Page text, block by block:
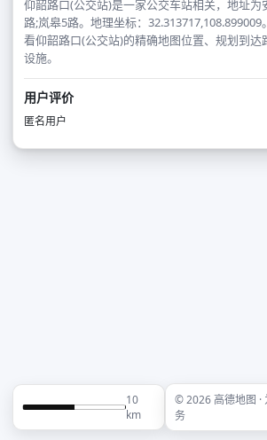
仰韶路口(公交站)是一家公交车站相关，地址为
路;岚皋5路。地理坐标：
看仰韶路口(公交站)的精确地图位置、规划到达
设施。
用户评价
匿名用户
10
km
© 2026 高德地图 ·
务